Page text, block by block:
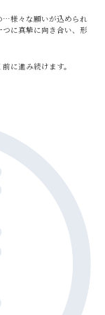
…様々な願いが込められ
に真摯に向き合い、形
に進み続けます。